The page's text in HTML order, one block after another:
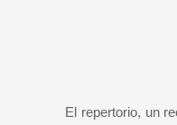
El repertorio, un